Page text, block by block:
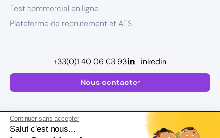
Continuer sans accepter
Salut c'est nous...
Test commercial en ligne
Plateforme de recrutement et ATS
Nous contacter
+33(0)1 40 06 03 93 Linkedin